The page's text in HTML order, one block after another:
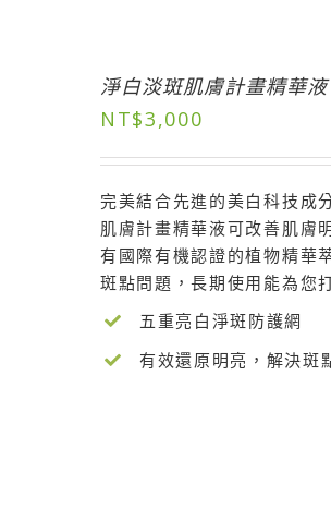
淨白淡斑肌膚計畫精華液
NT$3,000
完美結合先進的美白科技成
肌膚計畫精華液可改善肌膚
有國際有機認證的植物精華
斑點問題，長期使用能為您
五重亮白淨斑防護網
有效還原明亮，解決斑